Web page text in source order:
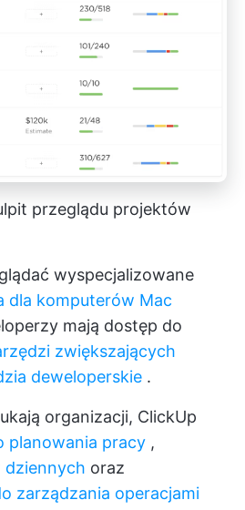
przeglądu projektów
wyspecjalizowane
dla komputerów Mac
mają dostęp do
zwiększających
deweloperskie .
organizacji, ClickUp
planowania pracy ,
dziennych oraz
zarządzania operacjami